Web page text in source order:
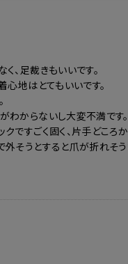
、足裁きもいいです。
心地はとてもいいです。
わからないし大変不満です。
ですごく固く、片手どこ
そうとすると爪が折れそう